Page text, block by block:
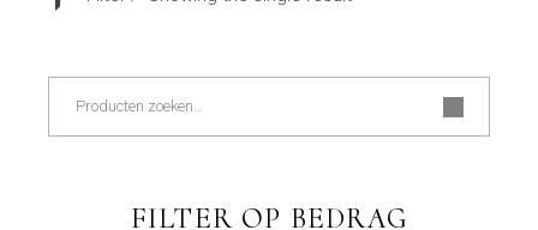
Zoeken
FILTER OP BEDRAG